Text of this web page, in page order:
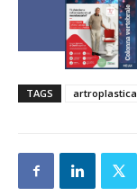
TAGS artroplastica